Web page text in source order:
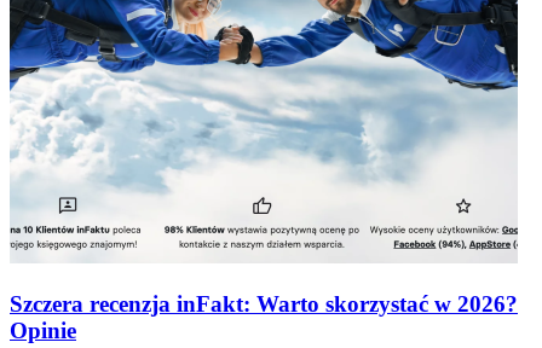
Szczera recenzja inFakt: Warto skorzystać w 2026?
Opinie